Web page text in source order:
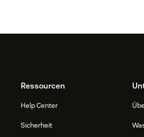
Ressourcen
Help Center
Sicherheit